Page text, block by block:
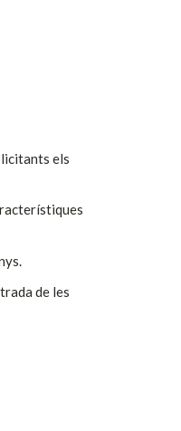
els
de les